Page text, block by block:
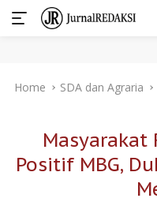
Home SDA dan Agraria
Masyarakat
Positif MBG,